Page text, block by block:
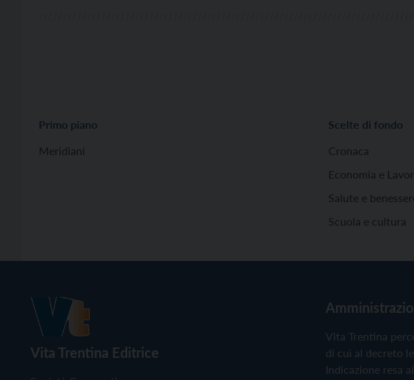
Primo piano
Meridiani
Scelte di fondo
Cronaca
Economia e
Salute e
Scuola e cultura
Vita Trentina Editrice
Vita Trentina
di cui al decreto
Indicazione resa